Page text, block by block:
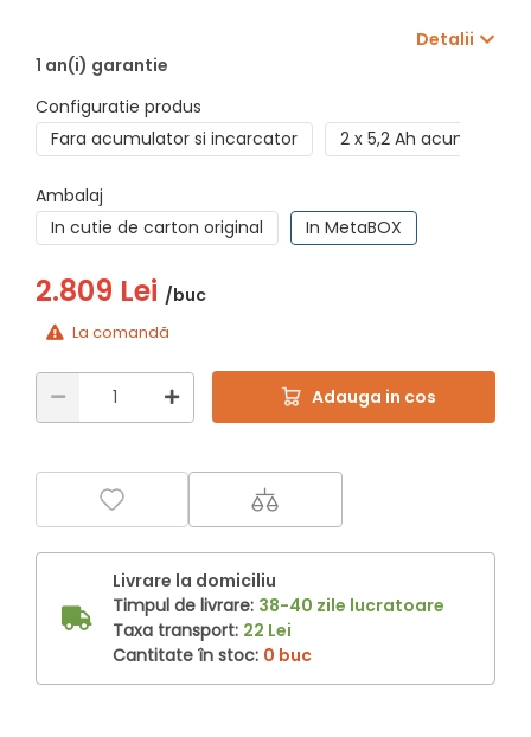
Detalii
1 an(i) garantie
Configuratie produs
Fara acumulator si incarcator
2 x 5,2 Ah
Ambalaj
In cutie de carton original
In MetaBOX
2.809 Lei /buc
La comandă
Adauga in cos
Livrare la domiciliu
Timpul de livrare: 38-40 zile lucratoare
Taxa transport: 22 Lei
Cantitate în stoc: 0 buc